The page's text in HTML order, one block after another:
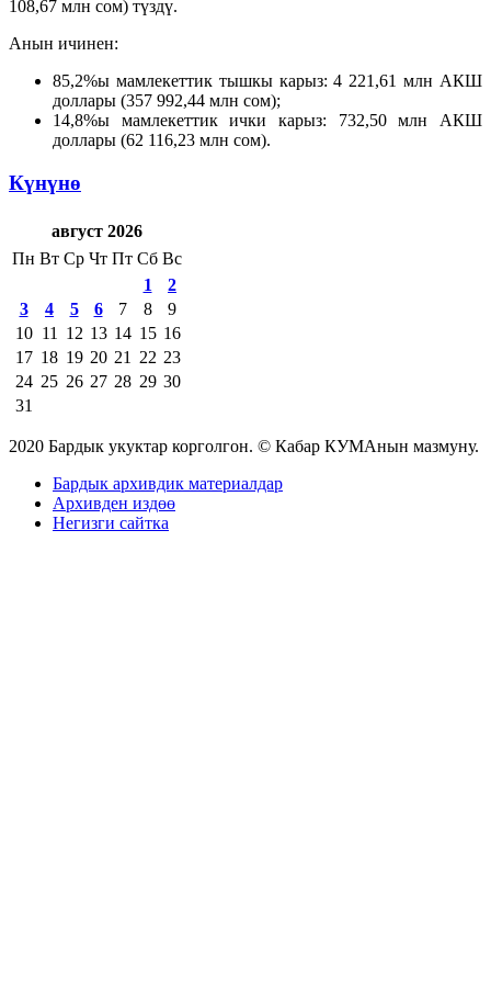
108,67 млн сом) түздү.
Анын ичинен:
85,2%ы мамлекеттик тышкы карыз: 4 221,61 млн АКШ
доллары (357 992,44 млн сом);
14,8%ы мамлекеттик ички карыз: 732,50 млн АКШ
доллары (62 116,23 млн сом).
Күнүнө
август 2026
Пн Вт Ср Чт Пт Сб Вс
1
2
3
4 5 6 7 8
9
10 11 12 13 14 15 16
17 18 19 20 21 22 23
24 25 26 27 28 29 30
31
2020 Бардык укуктар корголгон. © Кабар КУМАнын мазмуну.
Бардык архивдик материалдар
Архивден издөө
Негизги сайтка